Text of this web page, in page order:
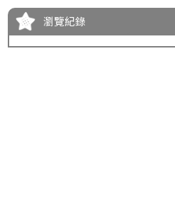
瀏覽紀錄